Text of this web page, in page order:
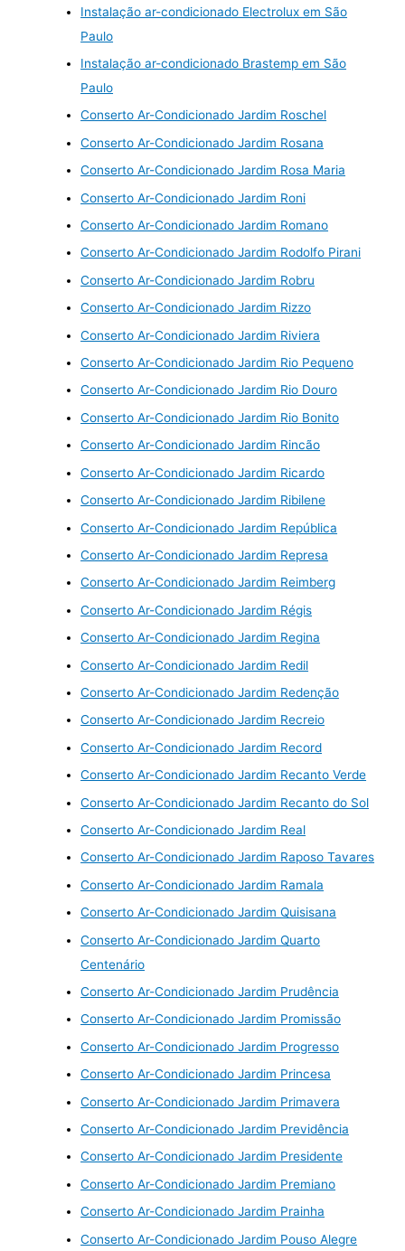
Instalação ar-condicionado Electrolux em São
Paulo
Instalação ar-condicionado Brastemp em São
Paulo
Conserto Ar-Condicionado Jardim Roschel
Conserto Ar-Condicionado Jardim Rosana
Conserto Ar-Condicionado Jardim Rosa Maria
Conserto Ar-Condicionado Jardim Roni
Conserto Ar-Condicionado Jardim Romano
Conserto Ar-Condicionado Jardim Rodolfo Pirani
Conserto Ar-Condicionado Jardim Robru
Conserto Ar-Condicionado Jardim Rizzo
Conserto Ar-Condicionado Jardim Riviera
Conserto Ar-Condicionado Jardim Rio Pequeno
Conserto Ar-Condicionado Jardim Rio Douro
Conserto Ar-Condicionado Jardim Rio Bonito
Conserto Ar-Condicionado Jardim Rincão
Conserto Ar-Condicionado Jardim Ricardo
Conserto Ar-Condicionado Jardim Ribilene
Conserto Ar-Condicionado Jardim República
Conserto Ar-Condicionado Jardim Represa
Conserto Ar-Condicionado Jardim Reimberg
Conserto Ar-Condicionado Jardim Régis
Conserto Ar-Condicionado Jardim Regina
Conserto Ar-Condicionado Jardim Redil
Conserto Ar-Condicionado Jardim Redenção
Conserto Ar-Condicionado Jardim Recreio
Conserto Ar-Condicionado Jardim Record
Conserto Ar-Condicionado Jardim Recanto Verde
Conserto Ar-Condicionado Jardim Recanto do Sol
Conserto Ar-Condicionado Jardim Real
Conserto Ar-Condicionado Jardim Raposo Tavares
Conserto Ar-Condicionado Jardim Ramala
Conserto Ar-Condicionado Jardim Quisisana
Conserto Ar-Condicionado Jardim Quarto
Centenário
Conserto Ar-Condicionado Jardim Prudência
Conserto Ar-Condicionado Jardim Promissão
Conserto Ar-Condicionado Jardim Progresso
Conserto Ar-Condicionado Jardim Princesa
Conserto Ar-Condicionado Jardim Primavera
Conserto Ar-Condicionado Jardim Previdência
Conserto Ar-Condicionado Jardim Presidente
Conserto Ar-Condicionado Jardim Premiano
Conserto Ar-Condicionado Jardim Prainha
Conserto Ar-Condicionado Jardim Pouso Alegre